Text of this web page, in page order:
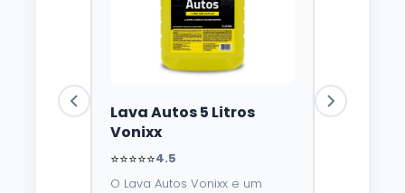
Lava Autos 5 Litros
Vonixx
⭐⭐⭐⭐⭐4.5
O Lava Autos Vonixx e um